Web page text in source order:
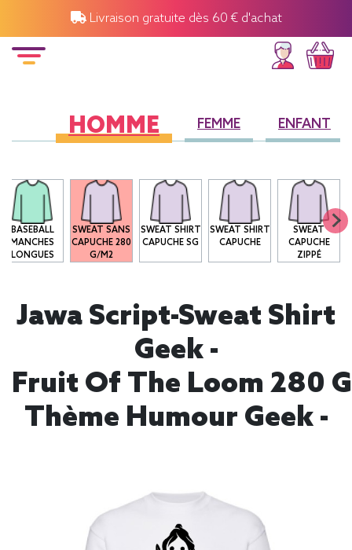
Livraison gratuite dès 60 € d'achat
HOMME FEMME ENFANT
BASEBALL
MANCHES
LONGUES
SWEAT SANS
CAPUCHE 280
G/M2
SWEAT SHIRT
CAPUCHE SG
SWEAT SHIRT
CAPUCHE
SWEAT
CAPUCHE
ZIPPÉ
Jawa Script-Sweat Shirt
Geek -
Fruit Of The Loom 280
Thème Humour Geek -